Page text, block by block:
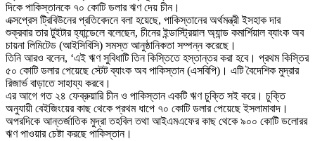
দিকে পাকিস্তানকে ৭০ কোটি ডলার ঋণ দেয় চীন।
এক্সপ্রেস ট্রিবিউনের প্রতিবেদনে বলা হয়েছে, পাকিস্তানের অর্থমন্ত্রী ইসহাক দার
শুক্রবার তার টুইটার হ্যান্ডেলে বলেছেন, চীনের ইন্ডাস্ট্রিয়াল অ্যান্ড কমার্শিয়াল ব্যাংক অব
চায়না লিমিটেড (আইসিবিসি) সমস্ত আনুষ্ঠানিকতা সম্পন্ন করেছে।
তিনি আরও বলেন, ‘এই ঋণ সুবিধাটি তিন কিস্তিতে হস্তান্তর করা হবে। প্রথম কিস্তির
৫০ কোটি ডলার পেয়েছে স্টেট ব্যাংক অব পাকিস্তান (এসবিপি)। এটি বৈদেশিক মুদ্রার
রিজার্ভ বাড়াতে সাহায্য করবে।
এর আগে গত ২৪ ফেব্রুয়ারি চীন ও পাকিস্তান একটি ঋণ চুক্তি সই করে। চুক্তি
অনুযায়ী বেইজিংয়ের কাছ থেকে প্রথম ধাপে ৭০ কোটি ডলার পেয়েছে ইসলামাবাদ।
অপরদিকে আন্তর্জাতিক মুদ্রা তহবিল তথা আইএমএফের কাছ থেকে ৯০০ কোটি ডলোরর
ঋণ পাওয়ার চেষ্টা করছে পাকিস্তান।